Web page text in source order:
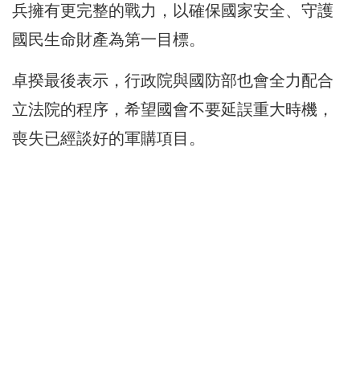
兵擁有更完整的戰力，以確保國家安全、守護
國民生命財產為第一目標。
卓揆最後表示，行政院與國防部也會全力配合
立法院的程序，希望國會不要延誤重大時機，
喪失已經談好的軍購項目。